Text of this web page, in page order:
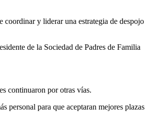
y liderar una estrategia de despojo
de la Sociedad de Padres de Familia
continuaron por otras vías.
personal para que aceptaran mejores plazas